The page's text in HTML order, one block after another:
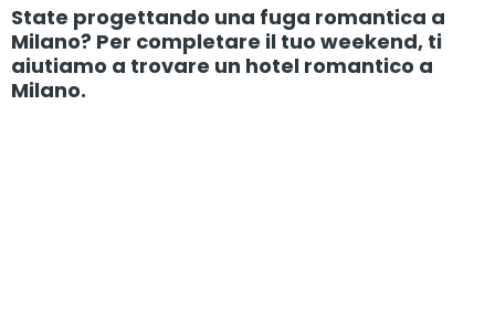
State progettando una fuga romantica a
Milano? Per completare il tuo weekend, ti
aiutiamo a trovare un hotel romantico a
Milano.